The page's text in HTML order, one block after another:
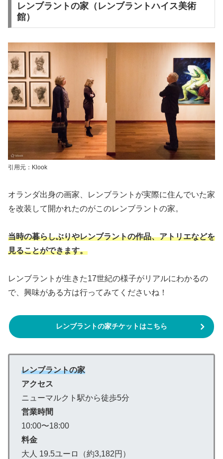
レンブラントの家（レンブラントハイス美術
館）
引用元：Klook
オランダ出身の画家、レンブラントが実際に住んでいた家
を改装して開かれたのがこのレンブラントの家。
当時の暮らしぶりやレンブラントの作品、アトリエなどを
見ることができます。
レンブラントが生きた17世紀の様子がリアルにわかるの
で、興味がある方は行ってみてくださいね！
レンブラントの家チケットはこちら
レンブラントの家
アクセス
ニューマルクト駅から徒歩5分
営業時間
10:00〜18:00
料金
大人 19.5ユーロ（約3,182円）